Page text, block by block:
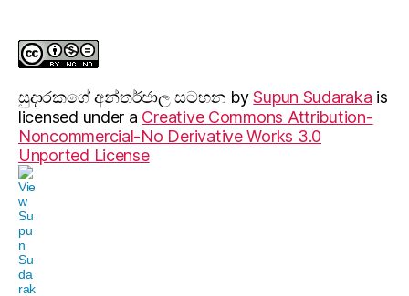
සුදාරක‍ගේ අන්තර්ජාල සටහන bySupun Sudaraka is
licensed under a Creative Commons Attribution-
Noncommercial-No Derivative Works 3.0
Unported License